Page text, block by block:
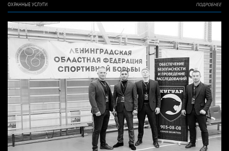
ОХРАННЫЕ УСЛУГИ ПОДРОБНЕЕ